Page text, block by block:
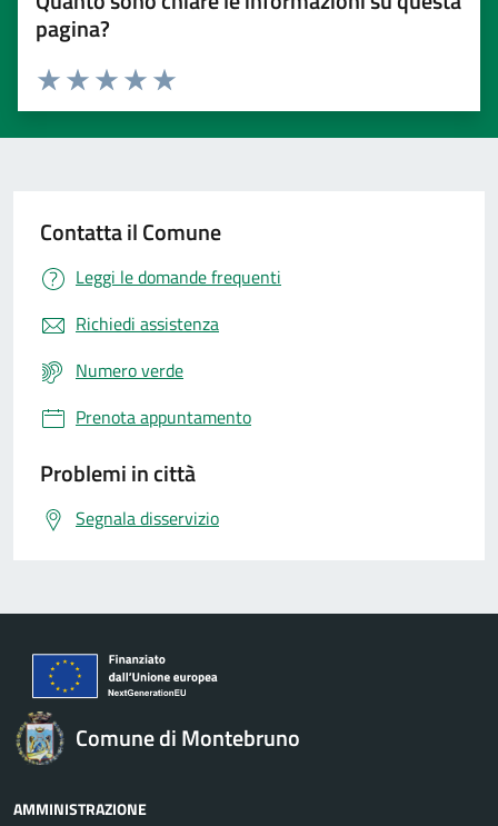
pagina?
Valuta 5 stelle su 5
Valuta 4 stelle su 5
Valuta 3 stelle su 5
Valuta 2 stelle su 5
Valuta 1 stelle su 5
Contatta il Comune
Leggi le domande frequenti
Richiedi assistenza
Numero verde
Prenota appuntamento
Problemi in città
Segnala disservizio
Comune di Montebruno
AMMINISTRAZIONE